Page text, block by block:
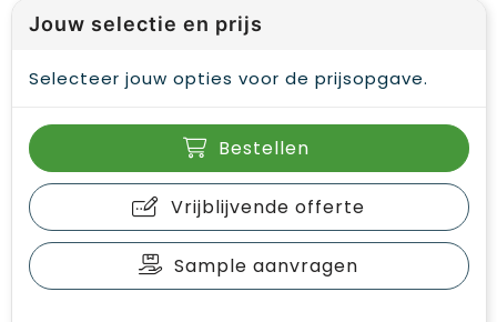
Jouw selectie en prijs
Selecteer jouw opties voor de prijsopgave.
Bestellen
Vrijblijvende offerte
Sample aanvragen